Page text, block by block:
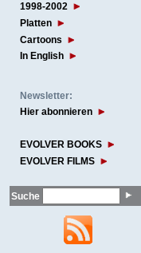
1998-2002
Platten
Cartoons
In English
Newsletter:
Hier abonnieren
EVOLVER BOOKS
EVOLVER FILMS
Suche